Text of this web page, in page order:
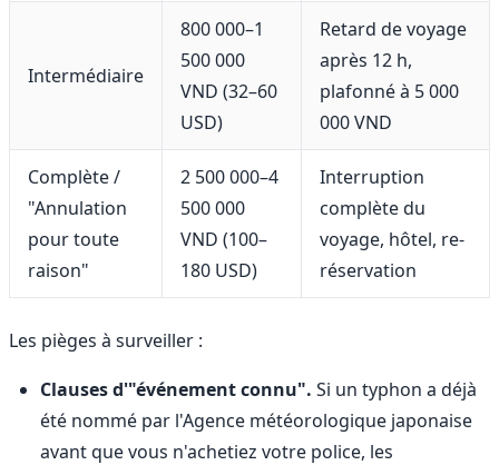
Intermédiaire
800 000–1
500 000
VND (32–60
USD)
Retard de voyage
après 12 h,
plafonné à 5 000
000 VND
Complète /
"Annulation
pour toute
raison"
2 500 000–4
500 000
VND (100–
180 USD)
Interruption
complète du
voyage, hôtel, re-
réservation
Les pièges à surveiller :
Clauses d'"événement connu". Si un typhon a déjà
été nommé par l'Agence météorologique japonaise
avant que vous n'achetiez votre police, les